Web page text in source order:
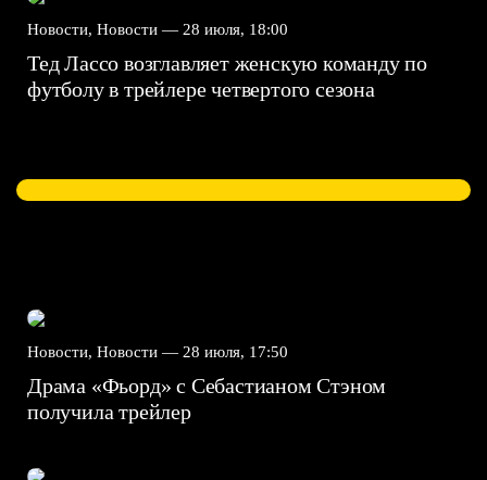
Новости, Новости — 28 июля, 18:00
Тед Лассо возглавляет женскую команду по
футболу в трейлере четвертого сезона
Новости, Новости — 28 июля, 17:50
Драма «Фьорд» с Себастианом Стэном
получила трейлер